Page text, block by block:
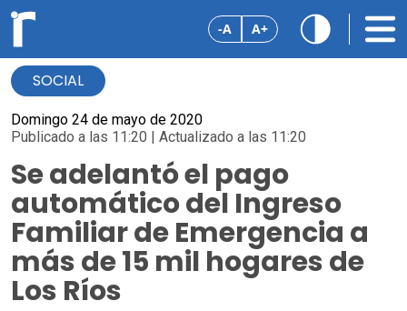
-A A+
SOCIAL
Domingo 24 de mayo de 2020
Publicado a las 11:20 | Actualizado a las 11:20
Se adelantó el pago
automático del Ingreso
Familiar de Emergencia a
más de 15 mil hogares de
Los Ríos